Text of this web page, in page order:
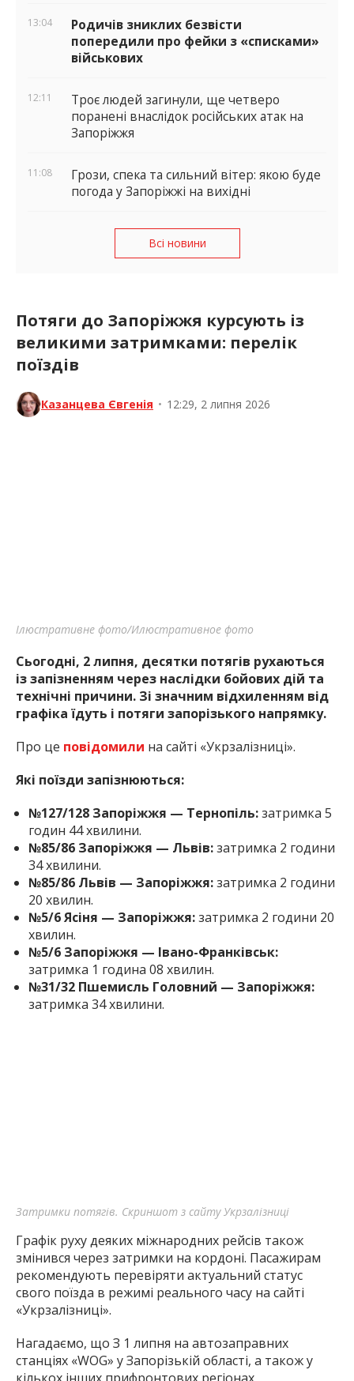
13:04
Родичів зниклих безвісти
попередили про фейки з «списками»
військових
12:11
Троє людей загинули, ще четверо
поранені внаслідок російських атак на
Запоріжжя
11:08
Грози, спека та сильний вітер: якою буде
погода у Запоріжжі на вихідні
Всі новини
Потяги до Запоріжжя курсують із
великими затримками: перелік
поїздів
Казанцева Євгенія • 12:29, 2 липня 2026
Ілюстративне фото/Илюстративное фото
Сьогодні, 2 липня, десятки потягів рухаються
із запізненням через наслідки бойових дій та
технічні причини. Зі значним відхиленням від
графіка їдуть і потяги запорізького напрямку.
Про це повідомили на сайті «Укрзалізниці».
Які поїзди запізнюються:
№127/128 Запоріжжя — Тернопіль:затримка 5
годин 44 хвилини.
№85/86 Запоріжжя — Львів:затримка 2 години
34 хвилини.
№85/86 Львів — Запоріжжя:затримка 2 години
20 хвилин.
№5/6 Ясіня — Запоріжжя:затримка 2 години 20
хвилин.
№5/6 Запоріжжя — Івано-Франківськ:
затримка 1 година 08 хвилин.
№31/32 Пшемисль Головний — Запоріжжя:
затримка 34 хвилини.
Затримки потягів. Скриншот з сайту Укрзалізниці
Графік руху деяких міжнародних рейсів також
змінився через затримки на кордоні. Пасажирам
рекомендують перевіряти актуальний статус
свого поїзда в режимі реального часу на сайті
«Укрзалізниці».
Нагадаємо, що З 1 липня на автозаправних
станціях «WOG» у Запорізькій області, а також у